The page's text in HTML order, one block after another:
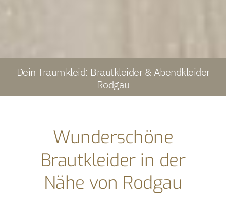
Dein Traumkleid: Brautkleider & Abendkleider
Rodgau
Wunderschöne
Brautkleider in der
Nähe von Rodgau